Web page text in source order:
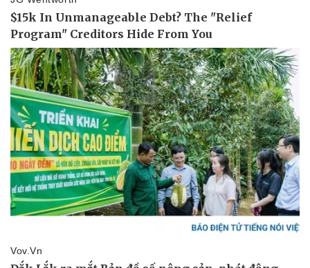
Vụ án
Tin nóng
Tư vấn luật
Việt Nam
Phân tích